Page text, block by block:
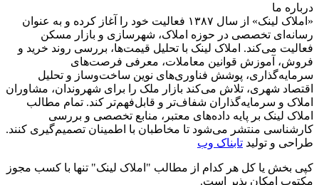
درباره ما
«املاک لینک» از سال ۱۳۸۷ فعالیت خود را آغاز کرده و به عنوان
رسانه‌ای تخصصی در حوزه املاک، شهرسازی و بازار مسکن
فعالیت می‌کند. املاک لینک با تحلیل قیمت‌ها، بررسی روند خرید و
فروش، آموزش قوانین معاملات، معرفی فرصت‌های
سرمایه‌گذاری، پوشش فناوری‌های نوین ساخت‌وساز و تحلیل
اقتصاد شهری، تلاش می‌کند بازار ملک را برای شهروندان، مشاوران
املاک و سرمایه‌گذاران شفاف‌تر و قابل‌فهم‌تر کند. تمام مطالب
املاک لینک بر پایه داده‌های معتبر، منابع تخصصی و بررسی
کارشناسی منتشر می‌شود تا مخاطبان با اطمینان تصمیم‌گیری کنند.
طراحی و تولید تابناک وب
کپی بخش یا کل هر کدام از مطالب "املاک لینک" تنها با کسب مجوز
مکتوب امکان پذیر است.